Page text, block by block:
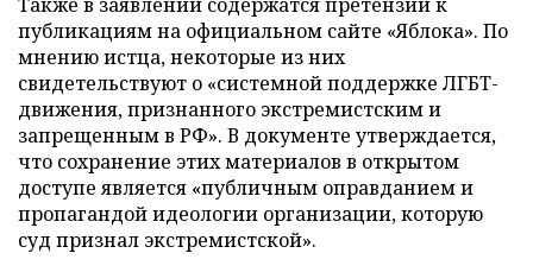
публикациям на официальном сайте «Яблока». По
мнению истца, некоторые из них
свидетельствуют о «системной поддержке ЛГБТ-
движения, признанного экстремистским и
запрещенным в РФ». В документе утверждается,
что сохранение этих материалов в открытом
доступе является «публичным оправданием и
пропагандой идеологии организации, которую
суд признал экстремистской».